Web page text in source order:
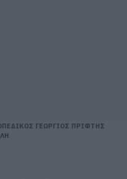
ΓΕΩΡΓΙΟΣ ΠΡΙΦΤΗΣ